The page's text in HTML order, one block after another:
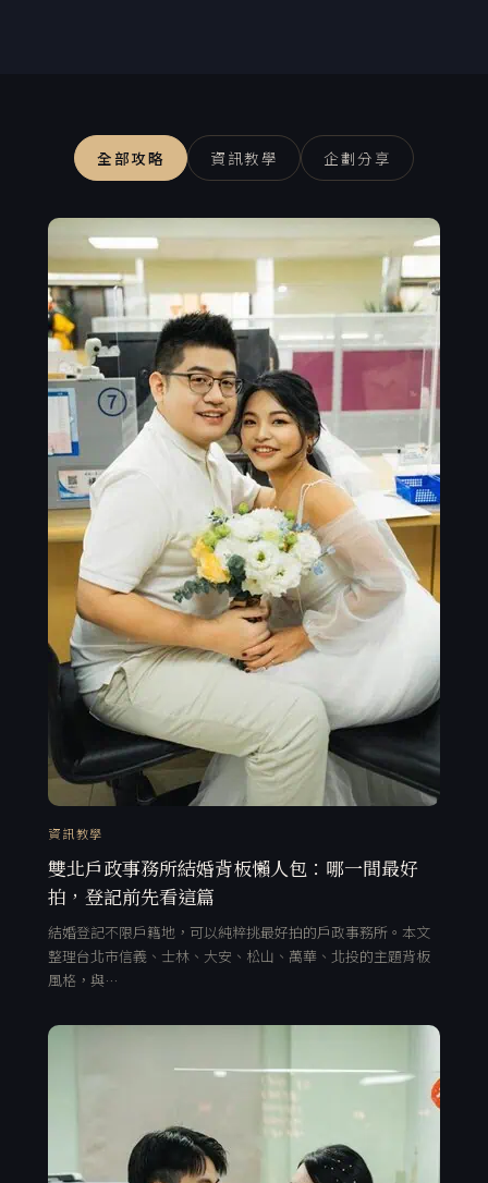
全部攻略 資訊教學 企劃分享
資訊教學
雙北戶政事務所結婚背板懶人包：哪一間最好
拍，登記前先看這篇
結婚登記不限戶籍地，可以純粹挑最好拍的戶政事務所。本文
整理台北市信義、士林、大安、松山、萬華、北投的主題背板
風格，與…